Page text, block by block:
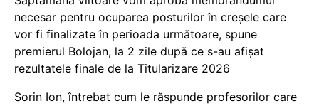
necesar pentru ocuparea posturilor în creșele care
vor fi finalizate în perioada următoare, spune
premierul Bolojan, la 2 zile după ce s-au afișat
rezultatele finale de la Titularizare 2026
Sorin Ion, întrebat cum le răspunde profesorilor care